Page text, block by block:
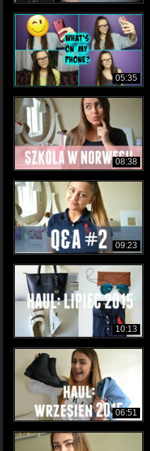
05:35
08:38
09:23
10:13
06:51